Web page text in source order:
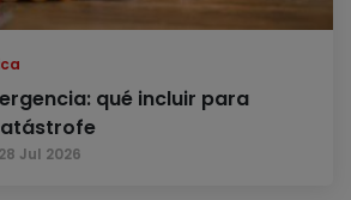
qué incluir para
28 Jul 2026